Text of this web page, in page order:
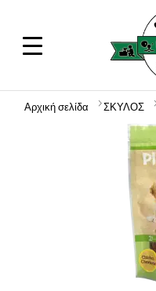
Αρχική σελίδα ΣΚΥΛΟΣ